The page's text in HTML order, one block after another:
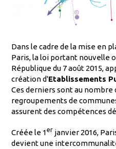
Dans le cadre de la mise en
Paris, la loi portant nouvelle
République du 7 août 2015,
création d'Etablissements
Ces derniers sont au nombre
regroupements de
assurent des compétences
Créée le 1er janvier 2016,
devient une